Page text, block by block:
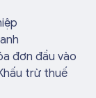
đơn đầu vào
trừ thuế